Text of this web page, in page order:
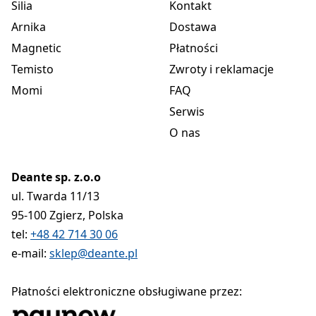
Silia
Arnika
Magnetic
Temisto
Momi
Kontakt
Dostawa
Płatności
Zwroty i reklamacje
FAQ
Serwis
O nas
Deante sp. z.o.o
ul. Twarda 11/13
95-100 Zgierz, Polska
tel: +48 42 714 30 06
e-mail: sklep@deante.pl
Płatności elektroniczne obsługiwane przez: